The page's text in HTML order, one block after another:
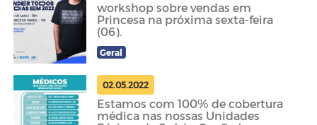
workshop sobre vendas em
Princesa na próxima sexta-feira
(06).
Geral
02.05.2022
Estamos com 100% de cobertura
médica nas nossas Unidades